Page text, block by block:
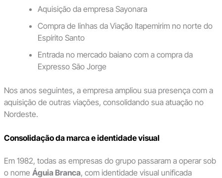
Aquisição da empresa Sayonara
Compra de linhas da Viação Itapemirim no norte do
Espírito Santo
Entrada no mercado baiano com a compra da
Expresso São Jorge
Nos anos seguintes, a empresa ampliou sua presença com a
aquisição de outras viações, consolidando sua atuação no
Nordeste.
Consolidação da marca e identidade visual
Em 1982, todas as empresas do grupo passaram a operar sob
o nome Águia Branca, com identidade visual unificada